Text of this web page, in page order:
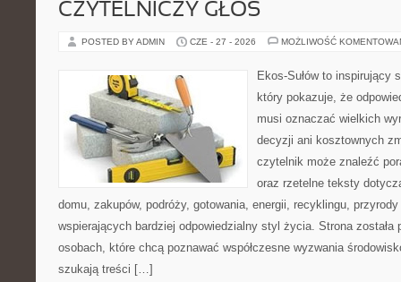
CZYTELNICZY GŁOS
POSTED BY ADMIN CZE - 27 - 2026 MOŻLIWOŚĆ
Ekos-Sułów to inspirujący
który pokazuje, że
musi oznaczać wielkich
decyzji ani kosztownych
czytelnik może znaleźć
oraz rzetelne teksty
domu, zakupów, podróży, gotowania, energii, recyklingu,
wspierających bardziej odpowiedzialny styl życia. Strona została
osobach, które chcą poznawać współczesne wyzwania
szukają treści […]